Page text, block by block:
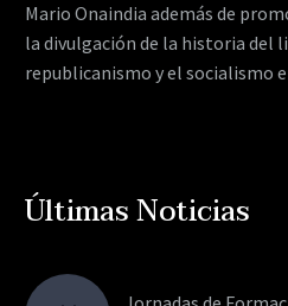
Mario Onaindia además de
la divulgación de la historia del
republicanismo y el socialismo
Últimas Noticias